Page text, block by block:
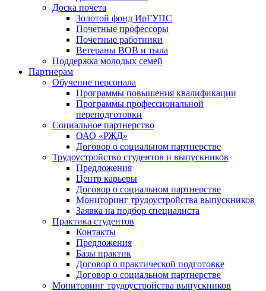
Доска почета
Золотой фонд ИрГУПС
Почетные профессоры
Почетные работники
Ветераны ВОВ и тыла
Поддержка молодых семей
Партнерам
Обучение персонала
Программы повышения квалификации
Программы профессиональной
переподготовки
Социальное партнерство
ОАО «РЖД»
Договор о социальном партнерстве
Трудоустройство студентов и выпускников
Предложения
Центр карьеры
Договор о социальном партнерстве
Мониторинг трудоустройства выпускников
Заявка на подбор специалиста
Практика студентов
Контакты
Предложения
Базы практик
Договор о практической подготовке
Договор о социальном партнерстве
Мониторинг трудоустройства выпускников